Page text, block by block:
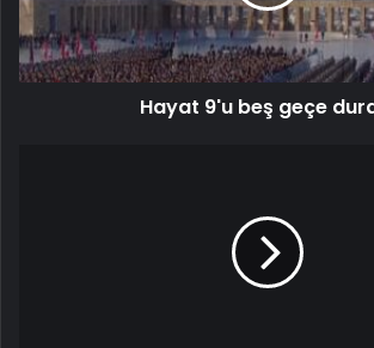
Hayat 9'u beş geçe